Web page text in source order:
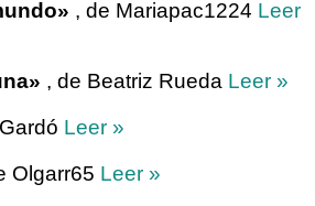
, de Mariapac1224 Leer
, de Beatriz Rueda Leer »
Leer »
Olgarr65 Leer »